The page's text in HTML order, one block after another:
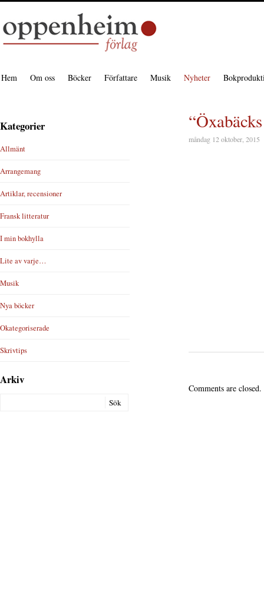
Hem Om oss Böcker Författare Musik Nyheter
måndag 12 oktober, 2015
Comments are closed.
Kategorier
Allmänt
Arrangemang
Artiklar, recensioner
Fransk litteratur
I min bokhylla
Lite av varje…
Musik
Nya böcker
Okategoriserade
Skrivtips
Arkiv